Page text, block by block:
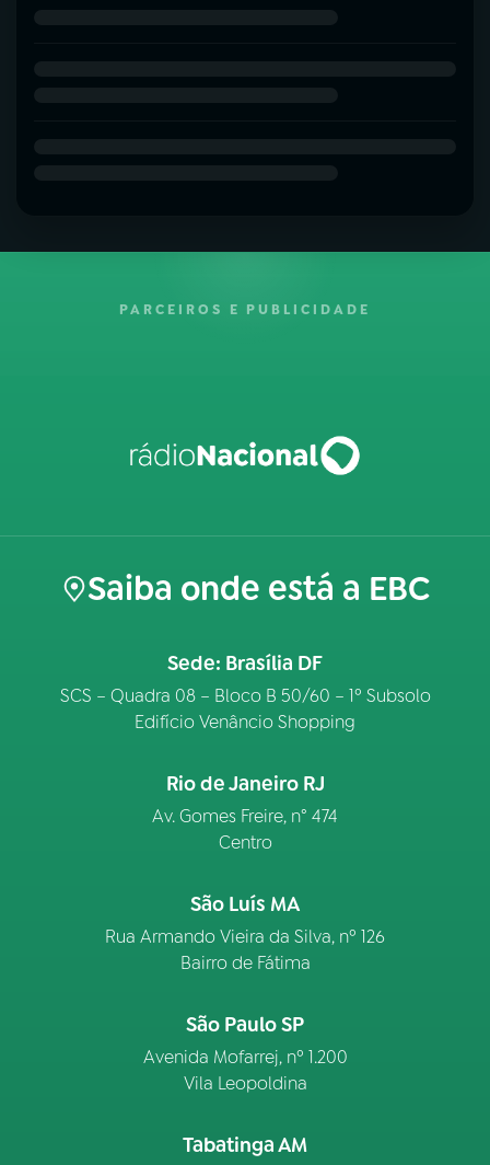
PARCEIROS E PUBLICIDADE
Saiba onde está a EBC
Sede: Brasília DF
SCS – Quadra 08 – Bloco B 50/60 – 1º Subsolo
Edifício Venâncio Shopping
Rio de Janeiro RJ
Av. Gomes Freire, n° 474
Centro
São Luís MA
Rua Armando Vieira da Silva, nº 126
Bairro de Fátima
São Paulo SP
Avenida Mofarrej, nº 1.200
Vila Leopoldina
Tabatinga AM